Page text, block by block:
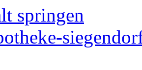
springen